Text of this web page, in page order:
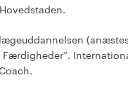
Færdigheder”.